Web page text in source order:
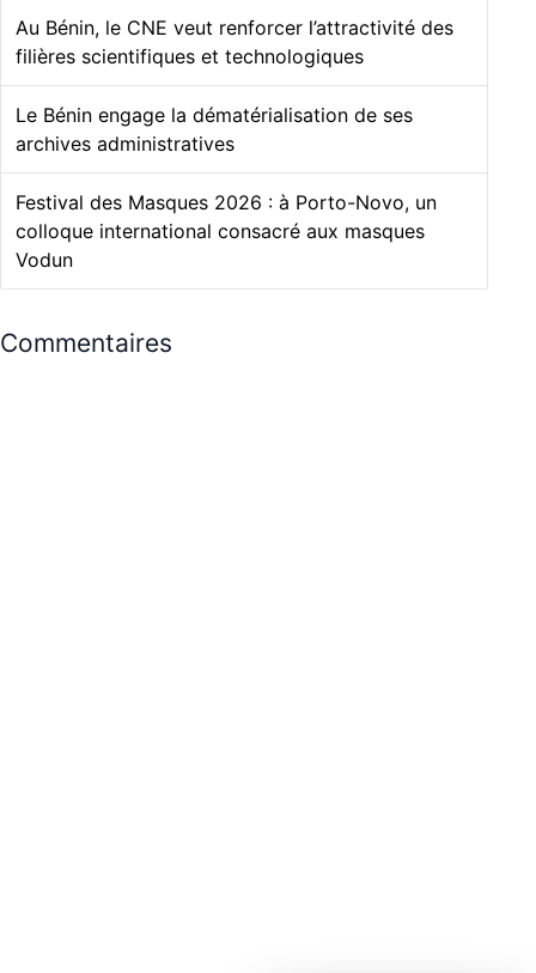
Au Bénin, le CNE veut renforcer l’attractivité des
filières scientifiques et technologiques
Le Bénin engage la dématérialisation de ses
archives administratives
Festival des Masques 2026 : à Porto-Novo, un
colloque international consacré aux masques
Vodun
Commentaires